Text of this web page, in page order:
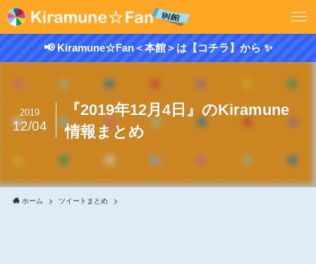
📢 Kiramune☆Fan＜本館＞は【コチラ】から ✨
『2019年12月4日』のKiramune
情報まとめ
2019
12/04
ホーム ツイートまとめ